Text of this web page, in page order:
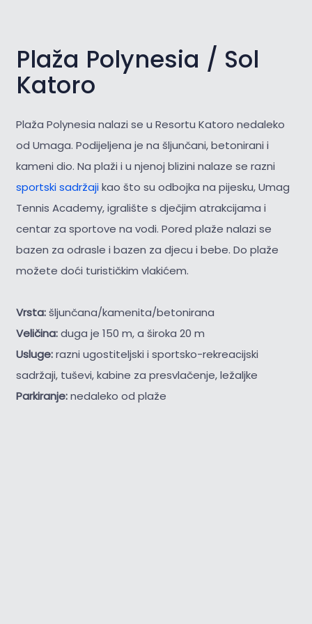
Plaža Polynesia / Sol
Katoro
Plaža Polynesia nalazi se u Resortu Katoro nedaleko
od Umaga. Podijeljena je na šljunčani, betonirani i
kameni dio. Na plaži i u njenoj blizini nalaze se razni
sportski sadržajikao što su odbojka na pijesku, Umag
Tennis Academy, igralište s dječjim atrakcijama i
centar za sportove na vodi. Pored plaže nalazi se
bazen za odrasle i bazen za djecu i bebe. Do plaže
možete doći turističkim vlakićem.
Vrsta:šljunčana/kamenita/betonirana
Veličina:duga je 150 m, a široka 20 m
Usluge:razni ugostiteljski i sportsko-rekreacijski
sadržaji, tuševi, kabine za presvlačenje, ležaljke
Parkiranje:nedaleko od plaže